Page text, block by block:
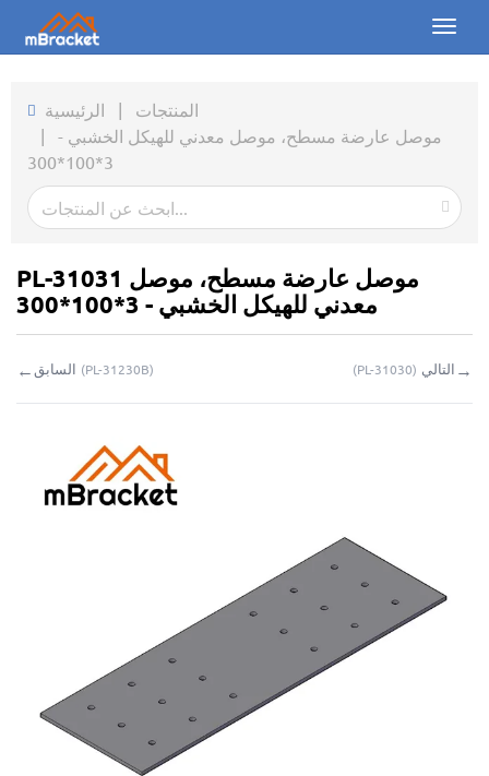
Toggle
المنتجات
من نحن
التحميلات
استفسار
استفساراتي
الرئيسية | المنتجات
| موصل عارضة مسطح، موصل معدني للهيكل الخشبي -
3*100*300
PL-31031 موصل عارضة مسطح، موصل
معدني للهيكل الخشبي - 3*100*300
← السابق (PL-31230B) (PL-31030) التالي →